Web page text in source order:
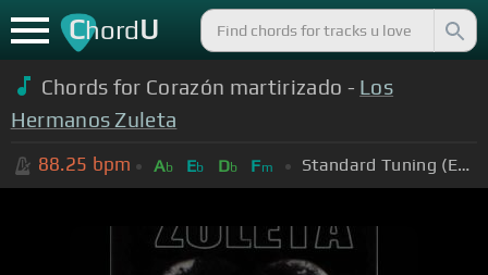
ChordU
Chords for Corazón martirizado - Los
Hermanos Zuleta
88.25 bpm Ab Eb Db Fm Standard Tuning (EADGBE)